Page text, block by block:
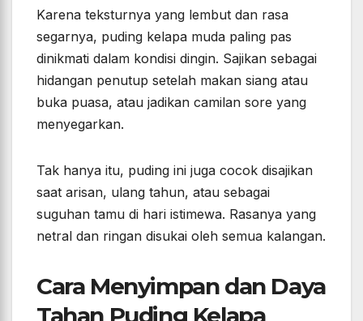
Karena teksturnya yang lembut dan rasa
segarnya, puding kelapa muda paling pas
dinikmati dalam kondisi dingin. Sajikan sebagai
hidangan penutup setelah makan siang atau
buka puasa, atau jadikan camilan sore yang
menyegarkan.
Tak hanya itu, puding ini juga cocok disajikan
saat arisan, ulang tahun, atau sebagai
suguhan tamu di hari istimewa. Rasanya yang
netral dan ringan disukai oleh semua kalangan.
Cara Menyimpan dan Daya
Tahan Puding Kelapa